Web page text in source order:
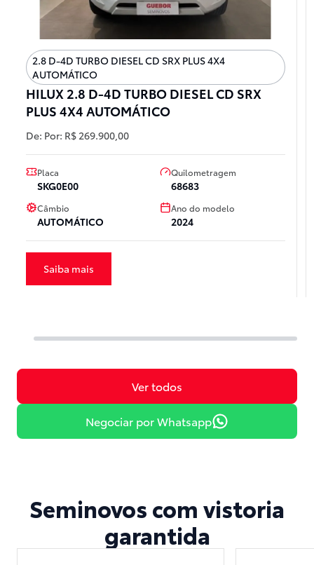
2.8 D-4D TURBO DIESEL CD SRX PLUS 4X4
AUTOMÁTICO
HILUX 2.8 D-4D TURBO DIESEL CD SRX
PLUS 4X4 AUTOMÁTICO
De: Por: R$ 269.900,00
Placa
SKG0E00
Quilometragem
68683
Câmbio
AUTOMÁTICO
Ano do modelo
2024
Saiba mais
Ver todos
Negociar por Whatsapp
Seminovos com vistoria
garantida